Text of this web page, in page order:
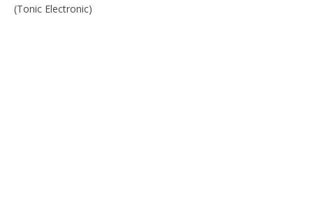
(Tonic Electronic)